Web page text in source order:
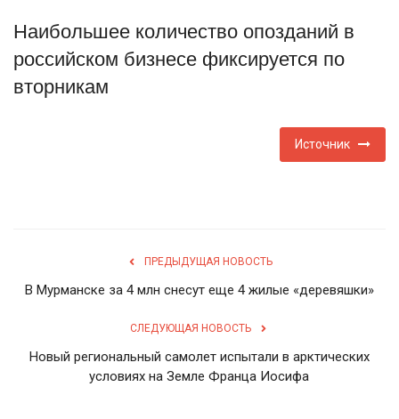
Туризм
Недвижимость
Наибольшее количество опозданий в
российском бизнесе фиксируется по
вторникам
Источник
ПРЕДЫДУЩАЯ НОВОСТЬ
В Мурманске за 4 млн снесут еще 4 жилые «деревяшки»
СЛЕДУЮЩАЯ НОВОСТЬ
Новый региональный самолет испытали в арктических
условиях на Земле Франца Иосифа